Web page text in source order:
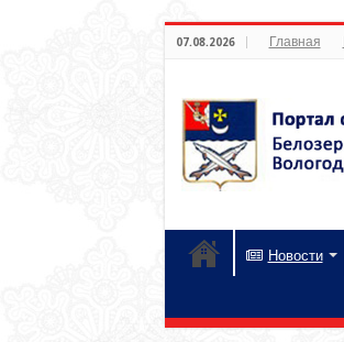
07.08.2026 Главная
Новости